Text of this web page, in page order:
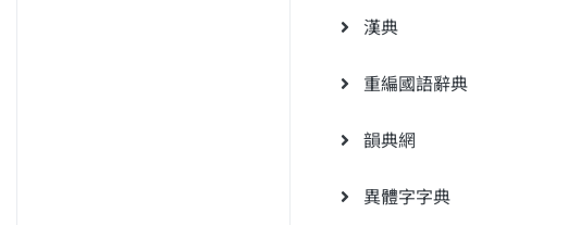
漢典
重編國語辭典
韻典網
異體字字典